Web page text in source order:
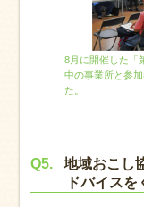
8月に開催した「
中の事業所と参
た。
Q5.
地域おこし
ドバイスを